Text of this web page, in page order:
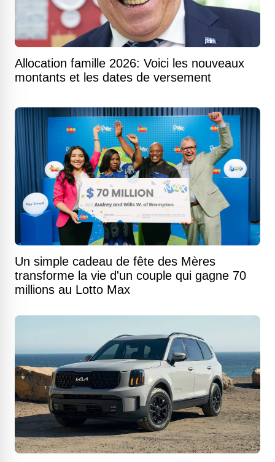
Allocation famille 2026: Voici les nouveaux
montants et les dates de versement
Un simple cadeau de fête des Mères
transforme la vie d'un couple qui gagne 70
millions au Lotto Max